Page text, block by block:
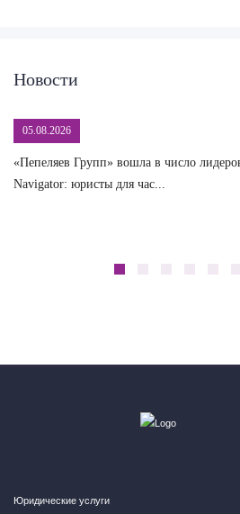
Новости
05.08.2026
«Пепеляев Групп» вошла в число
Navigator: юристы для час...
Юридические услуги